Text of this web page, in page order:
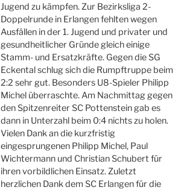
Jugend zu kämpfen. Zur Bezirksliga 2-
Doppelrunde in Erlangen fehlten wegen
Ausfällen in der 1. Jugend und privater und
gesundheitlicher Gründe gleich einige
Stamm- und Ersatzkräfte. Gegen die SG
Eckental schlug sich die Rumpftruppe beim
2:2 sehr gut. Besonders U8-Spieler Philipp
Michel überraschte. Am Nachmittag gegen
den Spitzenreiter SC Pottenstein gab es
dann in Unterzahl beim 0:4 nichts zu holen.
Vielen Dank an die kurzfristig
eingesprungenen Philipp Michel, Paul
Wichtermann und Christian Schubert für
ihren vorbildlichen Einsatz. Zuletzt
herzlichen Dank dem SC Erlangen für die